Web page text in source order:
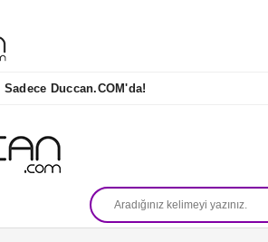
Duccan.COM'da!